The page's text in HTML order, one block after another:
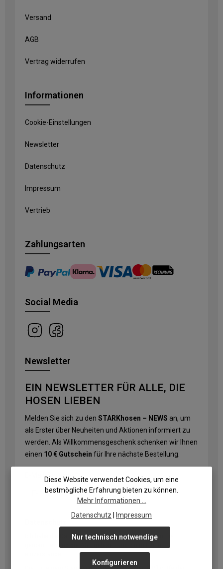
Versand
AGB
Vertrag widerrufen
Informationen
Cookie-Einstellungen
Newsletter
Datenschutz
Impressum
Vertrieb
Zahlungsarten
Social Media
Newsletter
EIN NEWSLETTER FÜR ALLE, DIE
HOSEN LIEBEN
Melden Sie sich zu den STARKhosen – NEWS an, um
als Erster über Neuheiten und Aktionen informiert zu
werden. Als Willkommensgeschenk schenken wir Ihnen
einen 10 € Gutschein für Ihre nächste Bestellung.
E-Mail-Adresse
Datenschutzbestimmungenzur Kenntnis
Diese Website verwendet Cookies, um eine
bestmögliche Erfahrung bieten zu können.
Mehr Informationen ...
Datenschutz
Impressum
Nur technisch notwendige
Konfigurieren